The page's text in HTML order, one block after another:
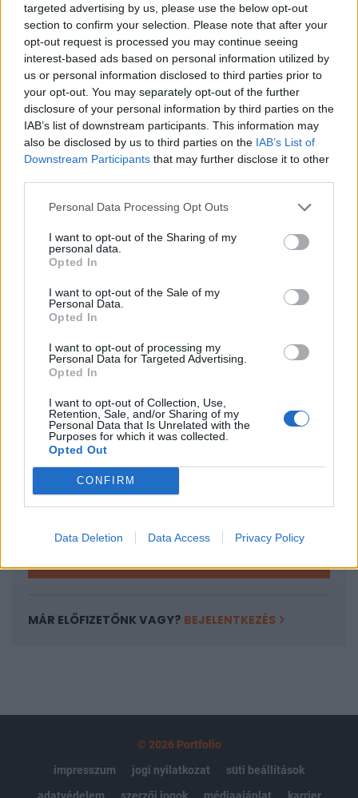
targeted advertising by us, please use the below opt-out
section to confirm your selection. Please note that after your
opt-out request is processed you may continue seeing
interest-based ads based on personal information utilized by
us or personal information disclosed to third parties prior to
your opt-out. You may separately opt-out of the further
disclosure of your personal information by third parties on the
IAB’s list of downstream participants. This information may
also be disclosed by us to third parties on the IAB’s List of
Downstream Participants that may further disclose it to other
Personal Data Processing Opt Outs
I want to opt-out of the Sharing of my
personal data.
Opted In
I want to opt-out of the Sale of my
Personal Data.
Opted In
I want to opt-out of processing my
Personal Data for Targeted Advertising.
Opted In
I want to opt-out of Collection, Use,
Retention, Sale, and/or Sharing of my
Personal Data that Is Unrelated with the
Purposes for which it was collected.
Opted Out
CONFIRM
Data Deletion Data Access Privacy Policy
Az európai vállalatokon fokozódik a nyomás
Donald Trump amerikai elnök új vámintézkedései
miatt, amelyek 10%-os általános és 25%-os célzott
terheket rónak termékekre, például autókra,
acélra és alumíniumra. Bár a jelenlegi pénzügyi
eredmények több cégnél stabilak, a jövőbeli
kereslet bizonytalansága óvatosságra készteti a
vállalatvezetőket – írja a Les Echos.
intézkedéseket jelentett be, míg a beszállító Forvia
befagyasztotta a munkaerő-felvételt és 2025-re 100 millió
eurós beruházáscsökkentést tervez. A Rémy Martin
rövidített munkaidőt vezetett be, miután az USA és Kína,
amelyek piacainak 80%-át adják, egyaránt nehézségeket
okoznak. Kamatok, infláció, devizaárfolyamok –...
KEDVES OLVASÓNK!
tartozik, melynek olvasása előfizetéses
regisztrációhoz kötött.
Portfolio.hu teljes cikkarchívum
MÁR ELŐFIZETŐNK VAGY? BEJELENTKEZÉS
© 2026 Portfolio
impresszum
jogi nyilatkozat
süti beállítások
adatvédelem
szerzői jogok médiaajánlat karrier